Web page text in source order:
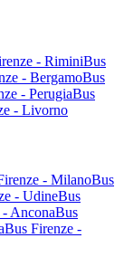
- RiminiBus
- BergamoBus
- PerugiaBus
- Livorno
- MilanoBus
- UdineBus
AnconaBus
Bus Firenze -